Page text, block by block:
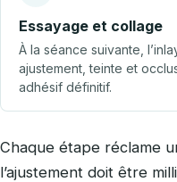
Essayage et collage
À la séance suivante,
ajustement, teinte et
adhésif définitif.
Chaque étape réclame
l’ajustement doit être